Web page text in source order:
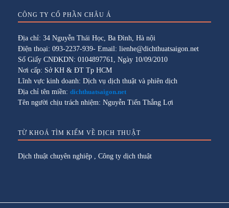
CÔNG TY CỔ PHẦN CHÂU Á
Địa chỉ: 34 Nguyễn Thái Học, Ba Đình, Hà nội
Điện thoại: 093-2237-939- Email: lienhe@dichthuatsaigon.net
Số Giấy CNĐKDN: 0104897761, Ngày 10/09/2010
Nơi cấp: Sở KH & ĐT Tp HCM
Lĩnh vực kinh doanh: Dịch vụ dịch thuật và phiên dịch
Địa chỉ tên miền: dichthuatsaigon.net
Tên người chịu trách nhiệm: Nguyễn Tiến Thắng Lợi
TỪ KHOÁ TÌM KIẾM VỀ DỊCH THUẬT
Dịch thuật chuyên nghiệp , Công ty dịch thuật